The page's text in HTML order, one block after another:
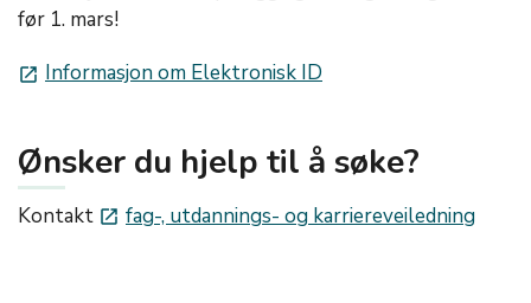
før 1. mars!
launch Informasjon om Elektronisk ID
Ønsker du hjelp til å søke?
Kontakt launch fag-, utdannings- og karriereveiledning